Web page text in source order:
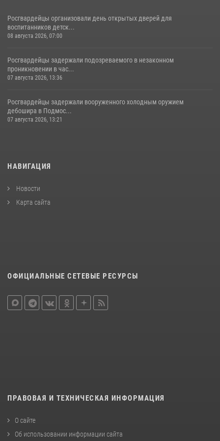
Росгвардейцы организовали день открытых дверей для
воспитанников детск...
08 августа 2026, 07:00
Росгвардейцы задержали подозреваемого в незаконном
проникновении в час...
07 августа 2026, 13:36
Росгвардейцы задержали вооруженного холодным оружием
дебошира в Подмос...
07 августа 2026, 13:21
НАВИГАЦИЯ
Новости
Карта сайта
ОФИЦИАЛЬНЫЕ СЕТЕВЫЕ РЕСУРСЫ
ПРАВОВАЯ И ТЕХНИЧЕСКАЯ ИНФОРМАЦИЯ
О сайте
Об использовании информации сайта